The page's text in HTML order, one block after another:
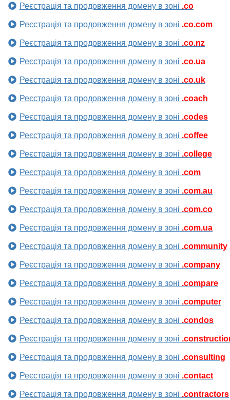
Реєстрація та продовження домену в зоні .co
Реєстрація та продовження домену в зоні .co.com
Реєстрація та продовження домену в зоні .co.nz
Реєстрація та продовження домену в зоні .co.ua
Реєстрація та продовження домену в зоні .co.uk
Реєстрація та продовження домену в зоні .coach
Реєстрація та продовження домену в зоні .codes
Реєстрація та продовження домену в зоні .coffee
Реєстрація та продовження домену в зоні .college
Реєстрація та продовження домену в зоні .com
Реєстрація та продовження домену в зоні .com.au
Реєстрація та продовження домену в зоні .com.co
Реєстрація та продовження домену в зоні .com.ua
Реєстрація та продовження домену в зоні .community
Реєстрація та продовження домену в зоні .company
Реєстрація та продовження домену в зоні .compare
Реєстрація та продовження домену в зоні .computer
Реєстрація та продовження домену в зоні .condos
Реєстрація та продовження домену в зоні
Реєстрація та продовження домену в зоні .consulting
Реєстрація та продовження домену в зоні .contact
Реєстрація та продовження домену в зоні .contractors